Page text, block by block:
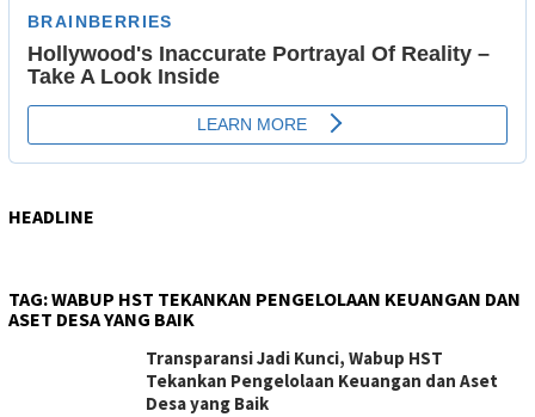
HEADLINE
TAG:WABUP HST TEKANKAN PENGELOLAAN KEUANGAN DAN
ASET DESA YANG BAIK
Transparansi Jadi Kunci, Wabup HST
Tekankan Pengelolaan Keuangan dan Aset
Desa yang Baik